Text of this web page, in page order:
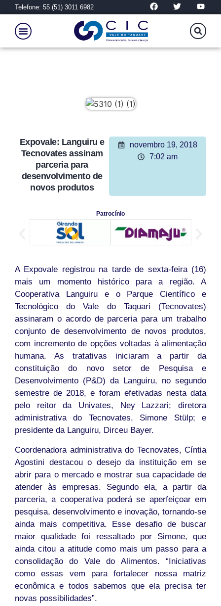
Telefone: 55 (51) 3011 6982
Expovale: Languiru e
Tecnovates assinam
parceria para
desenvolvimento de
novos produtos
novembro 19, 2018
7:02 am
Patrocínio
A Expovale registrou na tarde de sexta-feira (16)
mais um momento histórico para a região. A
Cooperativa Languiru e o Parque Científico e
Tecnológico do Vale do Taquari (Tecnovates)
assinaram o acordo de parceria para um trabalho
conjunto de desenvolvimento de novos produtos,
com incremento de opções voltadas à alimentação
humana. As tratativas iniciaram a partir da
constituição do novo setor de Pesquisa e
Desenvolvimento (P&D) da Languiru, no segundo
semestre de 2018, e foram efetivadas nesta data
pelo reitor da Univates, Ney Lazzari; diretora
administrativa do Tecnovates, Simone Stülp; e
presidente da Languiru, Dirceu Bayer.
Coordenadora administrativa do Tecnovates, Cíntia
Agostini destacou o desejo da instituição em se
abrir para o mercado e mostrar sua capacidade de
atender às empresas. Segundo ela, a partir da
parceria, a cooperativa poderá se aperfeiçoar em
pesquisa, desenvolvimento e inovação, tornando-se
ainda mais competitiva. Esse desafio de buscar
maior qualidade foi ressaltado por Simone, que
ainda citou a atitude como mais um passo para a
consolidação do Vale do Alimentos. “Iniciativas
como essas vem para fortalecer nossa matriz
econômica e todos sabemos que ela precisa ter
novas possibilidades”.